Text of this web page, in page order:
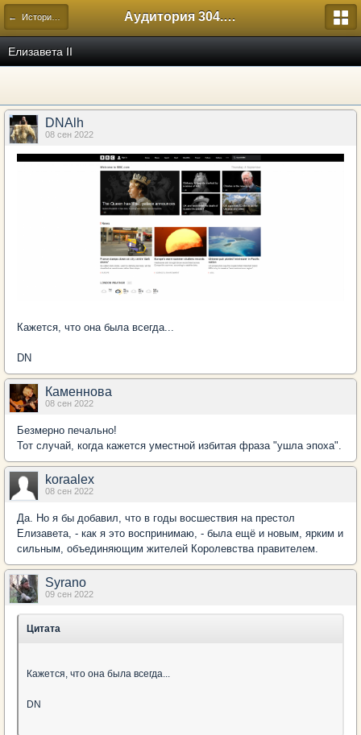
← Исторический Аудитория 304. История России
Елизавета II
DNAlh
08 сен 2022
Кажется, что она была всегда...
DN
Каменнова
08 сен 2022
Безмерно печально!
Тот случай, когда кажется уместной избитая фраза "ушла эпоха".
koraalex
08 сен 2022
Да. Но я бы добавил, что в годы восшествия на престол
Елизавета, - как я это воспринимаю, - была ещё и новым, ярким и
сильным, объединяющим жителей Королевства правителем.
Syrano
09 сен 2022
Цитата
Кажется, что она была всегда...
DN